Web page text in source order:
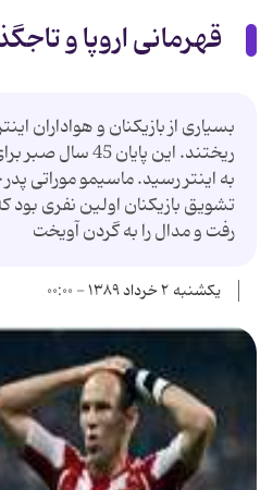
قهرمانی اروپا و
بسیاری از بازیکنان و هواداران
ریختند. این پایان
به اینتر رسید. ماسیمو موراتی پدر
تشویق بازیکنان اولین نفری بود
رفت و مدال را به گردن آویخت
یکشنبه ۲ خرداد ۱۳۸۹ - ۰۰:۰۰